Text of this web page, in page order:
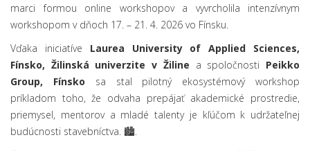
marci formou online workshopov a vyvrcholila intenzívnym
workshopom v dňoch 17. – 21. 4. 2026 vo Fínsku.
Vďaka iniciatíve Laurea University of Applied Sciences,
Fínsko, Žilinská univerzite v Žiline a spoločnosti Peikko
Group, Fínsko sa stal pilotný ekosystémový workshop
príkladom toho, že odvaha prepájať akademické prostredie,
priemysel, mentorov a mladé talenty je kľúčom k udržateľnej
budúcnosti stavebníctva. 🏙️.